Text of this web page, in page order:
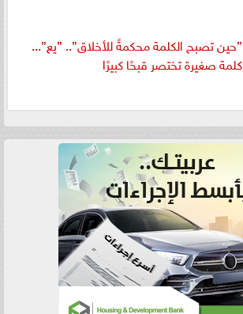
”حين تصبح الكلمة محكمةً للأخلاق”.. ”يع”...
كلمة صغيرة تختصر قبحًا كبيرًا